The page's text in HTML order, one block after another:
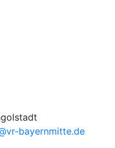
bayernmitte.de